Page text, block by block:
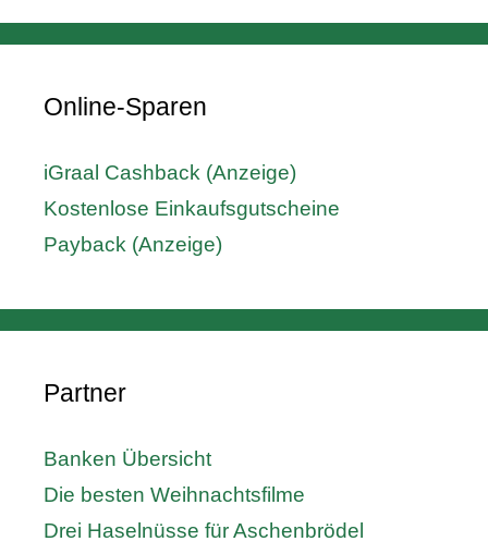
Online-Sparen
iGraal Cashback (Anzeige)
Kostenlose Einkaufsgutscheine
Payback (Anzeige)
Partner
Banken Übersicht
Die besten Weihnachtsfilme
Drei Haselnüsse für Aschenbrödel